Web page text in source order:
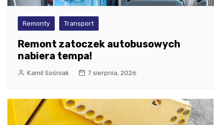
Remonty Transport
Remont zatoczek autobusowych
nabiera tempa!
Kamil Sośniak 7 sierpnia, 2026